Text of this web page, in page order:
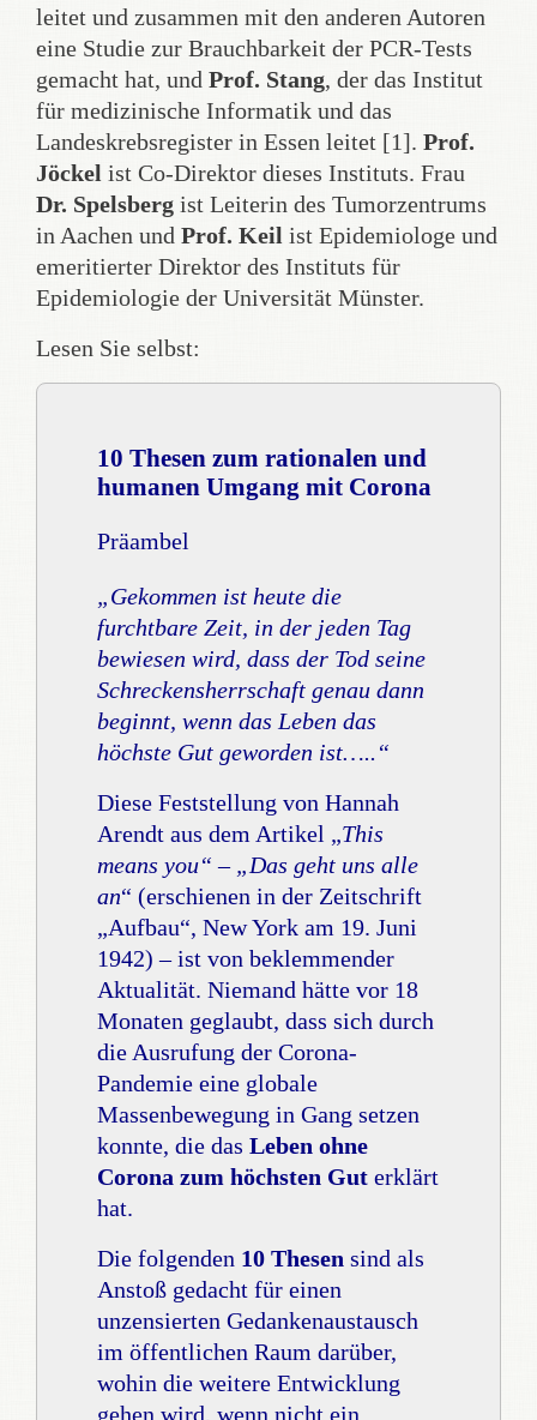
leitet und zusammen mit den anderen Autoren
eine Studie zur Brauchbarkeit der PCR-Tests
gemacht hat, und Prof. Stang, der das Institut
für medizinische Informatik und das
Landeskrebsregister in Essen leitet [1]. Prof.
Jöckel ist Co-Direktor dieses Instituts. Frau
Dr. Spelsberg ist Leiterin des Tumorzentrums
in Aachen und Prof. Keil ist Epidemiologe und
emeritierter Direktor des Instituts für
Epidemiologie der Universität Münster.
Lesen Sie selbst:
10 Thesen zum rationalen und
humanen Umgang mit Corona
Präambel
„Gekommen ist heute die
furchtbare Zeit, in der jeden Tag
bewiesen wird, dass der Tod seine
Schreckensherrschaft genau dann
beginnt, wenn das Leben das
höchste Gut geworden ist…..“
Diese Feststellung von Hannah
Arendt aus dem Artikel „This
means you“ – „Das geht uns alle
an“ (erschienen in der Zeitschrift
„Aufbau“, New York am 19. Juni
1942) – ist von beklemmender
Aktualität. Niemand hätte vor 18
Monaten geglaubt, dass sich durch
die Ausrufung der Corona-
Pandemie eine globale
Massenbewegung in Gang setzen
konnte, die das Leben ohne
Corona zum höchsten Gut erklärt
hat.
Die folgenden 10 Thesen sind als
Anstoß gedacht für einen
unzensierten Gedankenaustausch
im öffentlichen Raum darüber,
wohin die weitere Entwicklung
gehen wird, wenn nicht ein